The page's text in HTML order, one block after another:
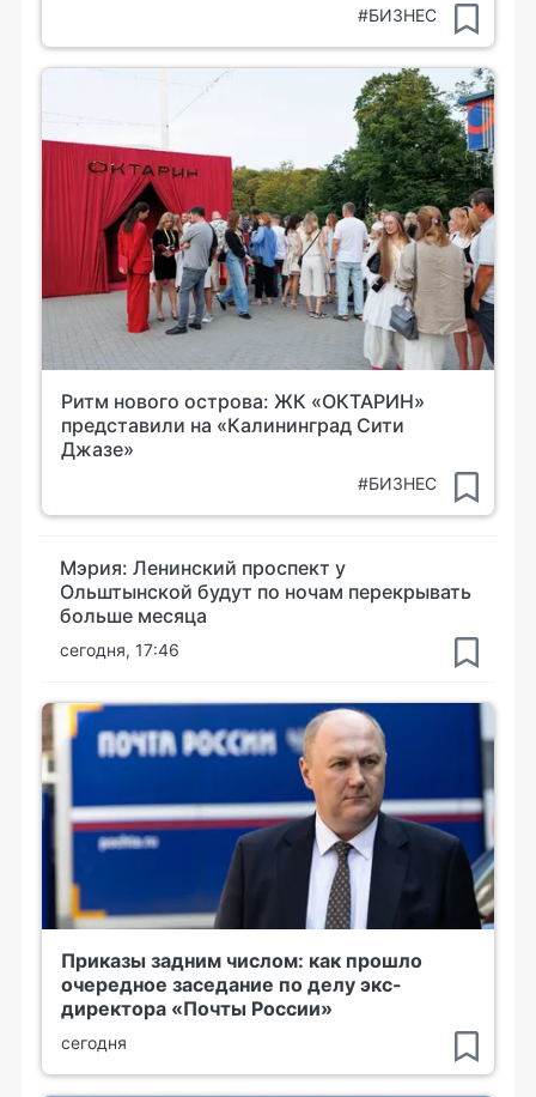
#БИЗНЕС
Ритм нового острова: ЖК «ОКТАРИН»
представили на «Калининград Сити
Джазе»
#БИЗНЕС
Мэрия: Ленинский проспект у
Ольштынской будут по ночам перекрывать
больше месяца
сегодня, 17:46
Приказы задним числом: как прошло
очередное заседание по делу экс-
директора «Почты России»
сегодня